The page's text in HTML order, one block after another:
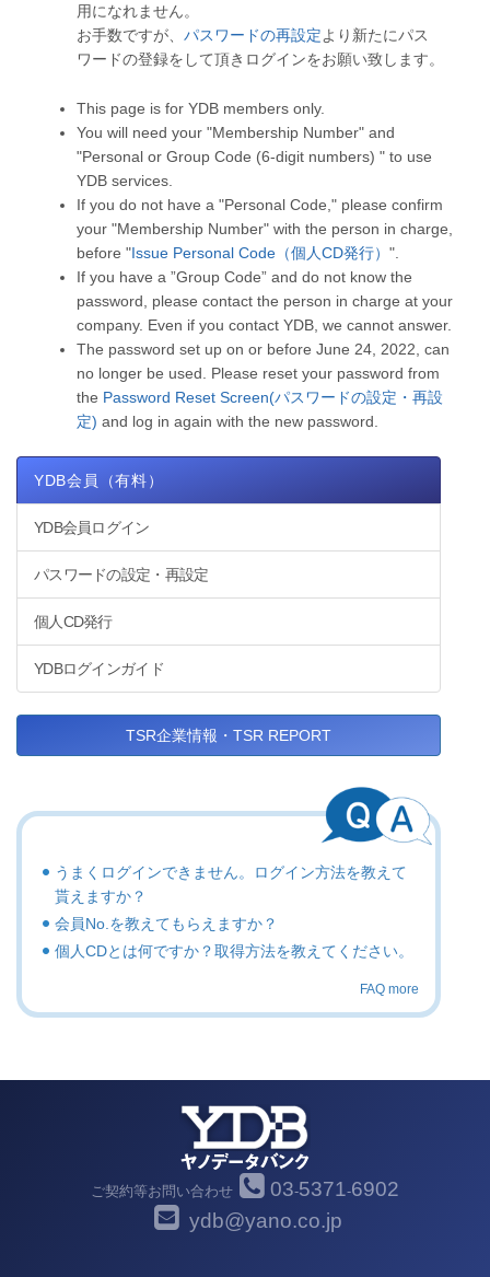
用になれません。
お手数ですが、 パスワードの再設定より新たにパス
ワードの登録をして頂きログインをお願い致します。
This page is for YDB members only.
You will need your "Membership Number" and
"Personal or Group Code (6-digit numbers) " to use
YDB services.
If you do not have a "Personal Code," please confirm
your "Membership Number" with the person in charge,
before "Issue Personal Code（個人CD発行） ".
If you have a ”Group Code” and do not know the
password, please contact the person in charge at your
company. Even if you contact YDB, we cannot answer.
The password set up on or before June 24, 2022, can
no longer be used. Please reset your password from
the Password Reset Screen(パスワードの設定・再設
定) and log in again with the new password.
YDB会員（有料）
YDB会員ログイン
パスワードの設定・再設定
個人CD発行
YDBログインガイド
TSR企業情報・TSR REPORT
うまくログインできません。ログイン方法を教えて
貰えますか？
会員No.を教えてもらえますか？
個人CDとは何ですか？取得方法を教えてください。
FAQ more
ご契約等お問い合わせ 03-5371-6902
ydb@yano.co.jp